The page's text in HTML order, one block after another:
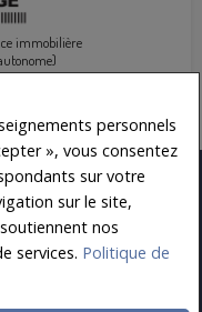
personnels
», vous consentez
sur votre
sur le site,
nos
services. Politique de
immobilière
|Clause de non-
exactitude n'est toutefois pas
garantie ni représentation de
desdits renseignements. Ne
ou locataires actuellement
sont des marques déposées de
of REALTORS® et